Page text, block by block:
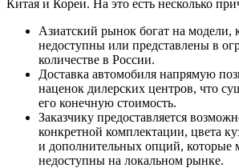
Китая и Кореи. На это есть несколько
Азиатский рынок богат на модели,
недоступны или представлены в
количестве в России.
Доставка автомобиля напрямую
наценок дилерских центров, что
его конечную стоимость.
Заказчику предоставляется
конкретной комплектации, цвета
и дополнительных опций, которые
недоступны на локальном рынке.